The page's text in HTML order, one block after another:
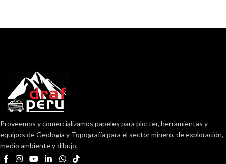
Proveemos y comercializamos papeles para plotter, herramientas y
equipos de Geología y Topografía para el sector minero, de exploración,
medio ambiente y dibujo.